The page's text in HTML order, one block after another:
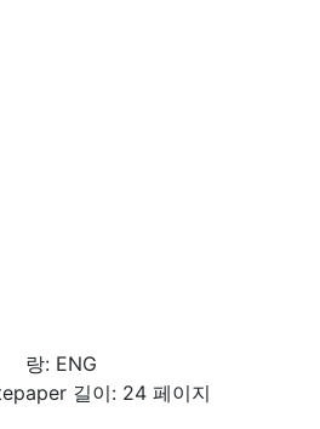
랑: ENG
길이: 24 페이지